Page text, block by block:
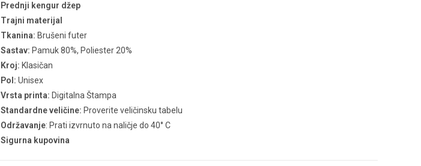
Prednji kengur džep
Trajni materijal
Tkanina: Brušeni futer
Sastav: Pamuk 80%, Poliester 20%
Kroj: Klasičan
Pol: Unisex
Vrsta printa: Digitalna Štampa
Standardne veličine: Proverite veličinsku tabelu
Održavanje: Prati izvrnuto na naličje do 40° C
Sigurna kupovina